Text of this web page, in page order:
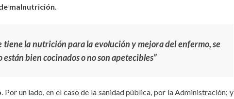
malnutrición.
tiene la nutrición para la evolución y mejora del enfermo, se
bien cocinados o no son apetecibles”
. Por un lado, en el caso de la sanidad pública, por la Administración; y